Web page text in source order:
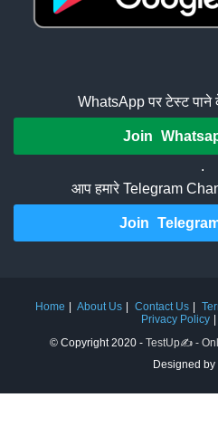
WhatsApp पर टेस्ट पाने
Join
.
आप हमारे Telegram
Join
Home About Us Contact Us
Privacy Policy
© Copyright 2020 - TestUp✍️ -
Designed by